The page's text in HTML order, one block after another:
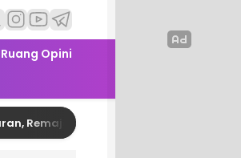
Ruang Opini
Pembusur Pelajar di Polman